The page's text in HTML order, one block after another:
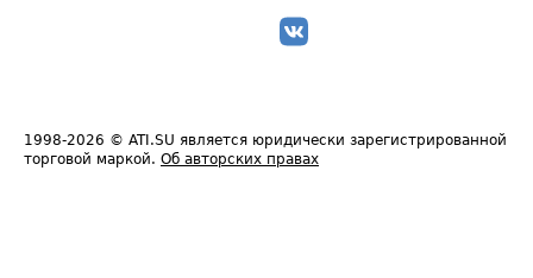
1998-2026 © ATI.SU является юридически зарегистрированной
торговой маркой. Об авторских правах